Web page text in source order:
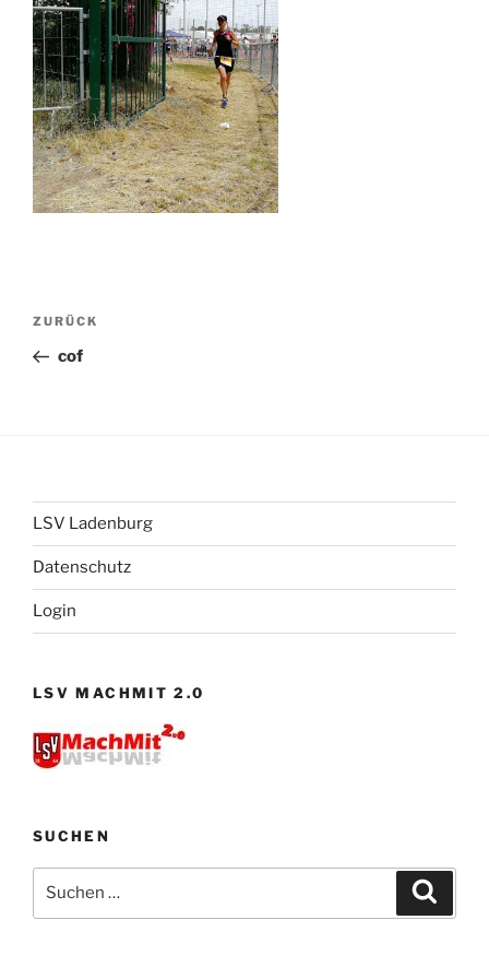
Beitragsnavigation
Vorheriger
Beitrag
ZURÜCK
cof
LSV Ladenburg
Datenschutz
Login
LSV MACHMIT 2.0
SUCHEN
nach: